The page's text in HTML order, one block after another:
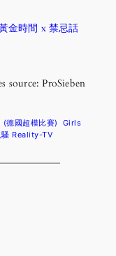
金時間 x 禁忌話
source: ProSieben
德國超模比賽)
Girls
騷 Reality-TV